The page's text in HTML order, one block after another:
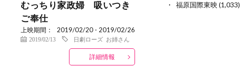
むっちり家政婦 吸いつき
ご奉仕
上映期間： 2019/02/20 - 2019/02/26
2019/02/13 日劇ローズ お姉さん
詳細情報
福原国際東映(1,033)